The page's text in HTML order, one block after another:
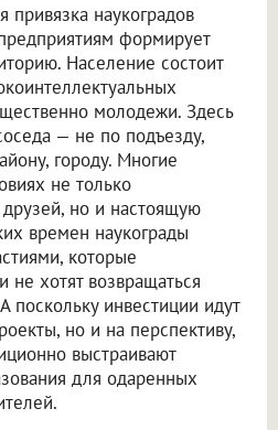
привязка наукоградов
формирует
Население состоит
молодежи. Здесь
— не по подъезду,
городу. Многие
не только
но и настоящую
времен наукограды
которые
хотят возвращаться
поскольку инвестиции идут
но и на перспективу,
выстраивают
для одаренных